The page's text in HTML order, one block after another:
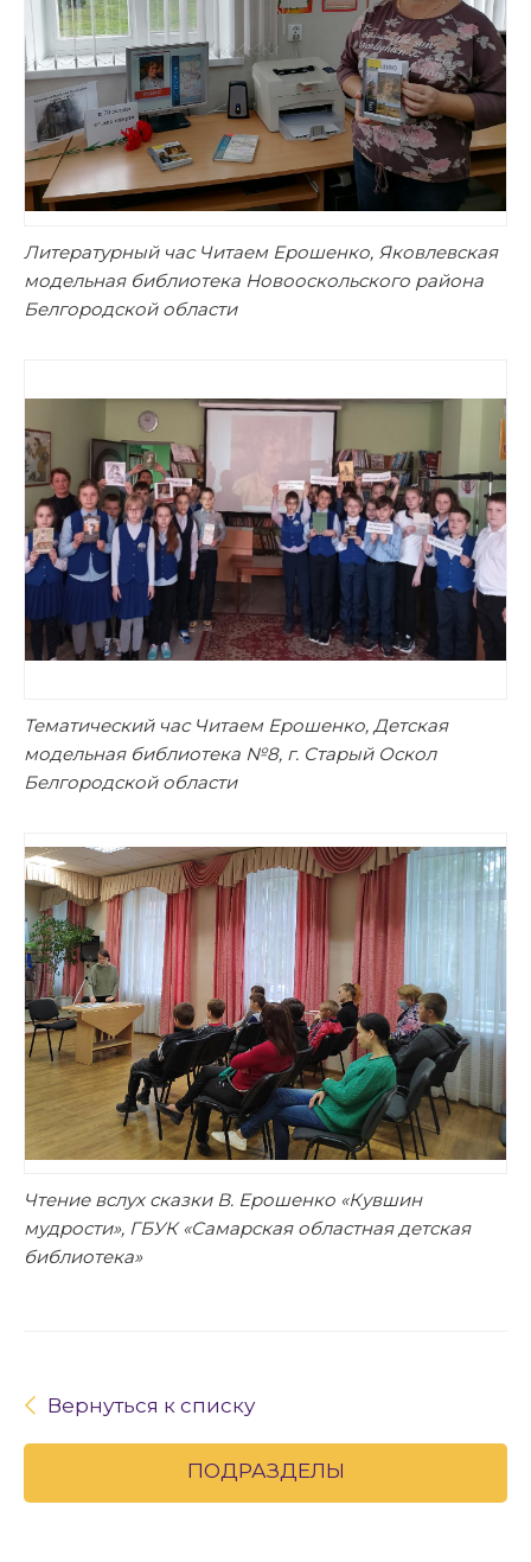
Литературный час Читаем Ерошенко, Яковлевская
модельная библиотека Новооскольского района
Белгородской области
Тематический час Читаем Ерошенко, Детская
модельная библиотека №8, г. Старый Оскол
Белгородской области
Чтение вслух сказки В. Ерошенко «Кувшин
мудрости», ГБУК «Самарская областная детская
библиотека»
Вернуться к списку
ПОДРАЗДЕЛЫ